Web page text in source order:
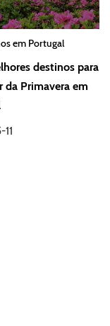
em Portugal
destinos para
da Primavera em